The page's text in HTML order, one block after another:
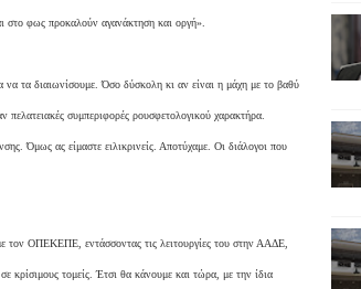
στο φως προκαλούν αγανάκτηση και οργή».
να τα διαιωνίσουμε. Όσο δύσκολη κι αν είναι η μάχη με το βαθύ
συμπεριφορές ρουσφετολογικού χαρακτήρα.
Όμως ας είμαστε ειλικρινείς. Αποτύχαμε. Οι διάλογοι που
ΟΠΕΚΕΠΕ, εντάσσοντας τις λειτουργίες του στην ΑΑΔΕ,
κρίσιμους τομείς. Έτσι θα κάνουμε και τώρα, με την ίδια